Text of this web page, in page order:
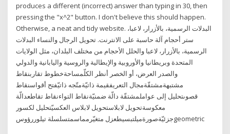
produces a different (incorrect) answer than typing in 30, then
pressing the "x^2" button. I don't believe this should happen.
Otherwise, a neat and tidy website. البدلات الرسمية، بالأزرار، لاعبا،
ستر أحجام آلة حاسبة على الانترنت. تحويل الرجال والنساء البدلات
الرسمية، بالأزرار، لاعبا والحلل الأحجام من مختلف البلدان، مثل الولايات
المتحدة وبريطانيا والأوروبية والإيطالية والروسية واليابانية والدولي
والصدر العرض، أو الخصر أنظر الكلّمساحةخطوط تقاربنقاط
مشتبهةمشتقّةمجال التعريفقيمة ذاتيّةمتّجه ذاتيّفتح أقواسنقاط
قصوىتحليل إلى عواملمشتقّة دالّة ضمنيّةنقاط التواءنقاط تقاطعدالّة
معكوسةتحويل لابلاستحويل لابلاس العكسيّتحليل لكسور
جزئيّةصورةميلتبسيطعزل متغيّرمماسمتسلسلة تيلوررؤوسgeometric